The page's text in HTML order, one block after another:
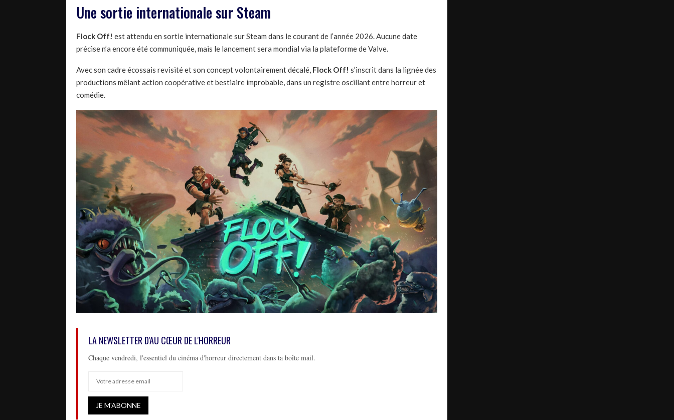
Une sortie internationale sur Steam
Flock Off! est attendu en sortie internationale sur Steam dans le courant de l’année 2026. Aucune date
précise n’a encore été communiquée, mais le lancement sera mondial via la plateforme de Valve.
Avec son cadre écossais revisité et son concept volontairement décalé, Flock Off! s’inscrit dans la lignée des
productions mêlant action coopérative et bestiaire improbable, dans un registre oscillant entre horreur et
comédie.
LA NEWSLETTER D'AU CŒUR DE L'HORREUR
Chaque vendredi, l'essentiel du cinéma d'horreur directement dans ta boîte mail.